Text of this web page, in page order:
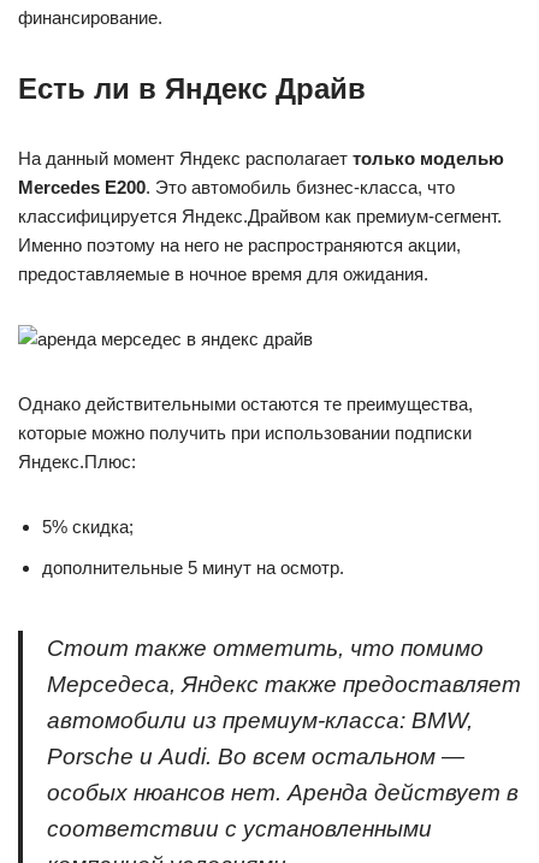
финансирование.
Есть ли в Яндекс Драйв
На данный момент Яндекс располагает только моделью
Mercedes E200. Это автомобиль бизнес-класса, что
классифицируется Яндекс.Драйвом как премиум-сегмент.
Именно поэтому на него не распространяются акции,
предоставляемые в ночное время для ожидания.
Однако действительными остаются те преимущества,
которые можно получить при использовании подписки
Яндекс.Плюс:
5% скидка;
дополнительные 5 минут на осмотр.
Стоит также отметить, что помимо
Мерседеса, Яндекс также предоставляет
автомобили из премиум-класса: BMW,
Porsche и Audi. Во всем остальном —
особых нюансов нет. Аренда действует в
соответствии с установленными